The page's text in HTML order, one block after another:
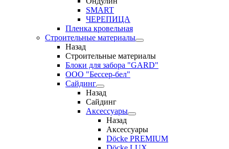
SMART
ЧЕРЕПИЦА
Пленка кровельная
Строительные материалы
Назад
Строительные материалы
Блоки для забора "GARD"
ООО "Бессер-бел"
Сайдинг
Назад
Сайдинг
Аксессуары
Назад
Аксессуары
Döcke PREMIUM